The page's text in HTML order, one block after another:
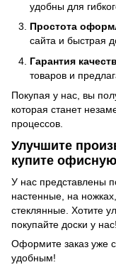
удобны для
Простота
сайта и быстрая
Гарантия
товаров и
Покупая у нас, вы
которая станет
процессов.
Улучшите
купите
У нас представлены
настенные, на
стеклянные. Хотите
покупайте доски у нас!
Оформите заказ уже
удобным!